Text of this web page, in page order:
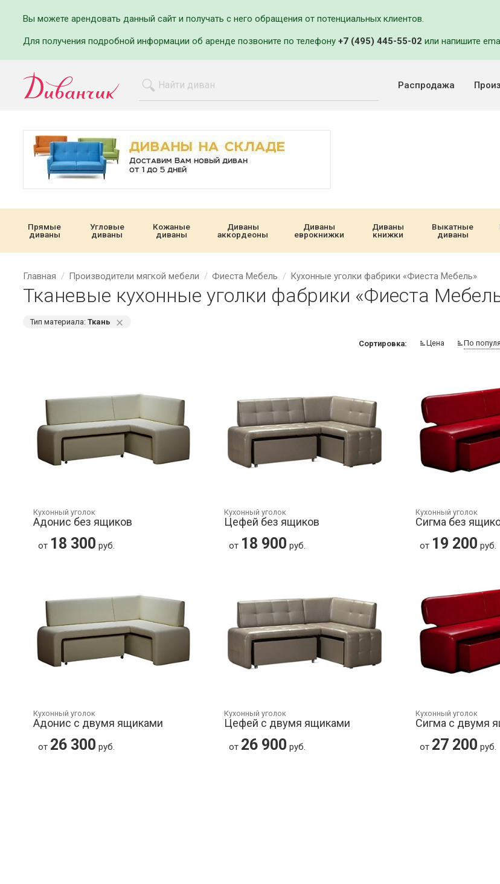
Вы можете арендовать данный сайт и получать с него обращения от потенциальных клиентов.
Для получения подробной информации об аренде позвоните по телефону +7 (495) 445-55-02 или напишите
Распродажа
Прямые
диваны
Угловые
диваны
Кожаные
диваны
Диваны
аккордеоны
Диваны
еврокнижки
Диваны
книжки
Выкатные
диваны
Главная Производители мягкой мебели Фиеста Мебель Кухонные уголки фабрики «Фиеста Мебель»
Тканевые кухонные уголки фабрики «Фиеста
Тип материала: Ткань ⨯
Сортировка: Цена По
Кухонный уголок
Адонис без ящиков
от 18 300 руб.
Кухонный уголок
Цефей без ящиков
от 18 900 руб.
Кухонный уголок
Сигма без
от 19 200 руб.
Кухонный уголок
Адонис с двумя ящиками
от 26 300 руб.
Кухонный уголок
Цефей с двумя ящиками
от 26 900 руб.
Кухонный уголок
Сигма с двумя
от 27 200 руб.